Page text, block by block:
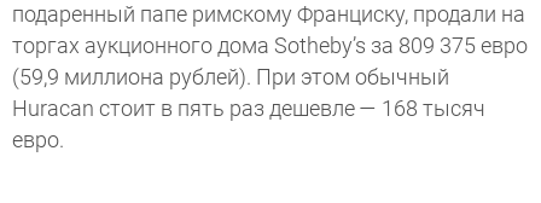
подаренный папе римскому Франциску, продали на
торгах аукционного дома Sotheby’s за 809 375 евро
(59,9 миллиона рублей). При этом обычный
Huracan стоит в пять раз дешевле — 168 тысяч
евро.